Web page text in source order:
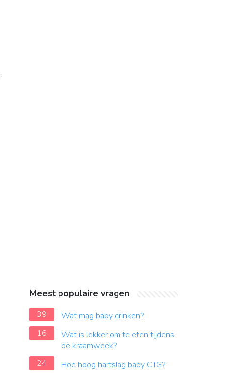
Meest populaire vragen
39
Wat mag baby drinken?
16
Wat is lekker om te eten tijdens
de kraamweek?
24
Hoe hoog hartslag baby CTG?